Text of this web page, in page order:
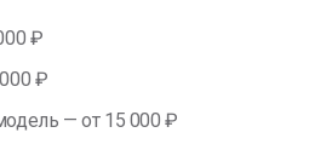
₽
₽
— от 15 000 ₽